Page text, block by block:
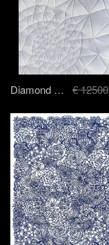
Diamond - 250 x 300 cm € 12500